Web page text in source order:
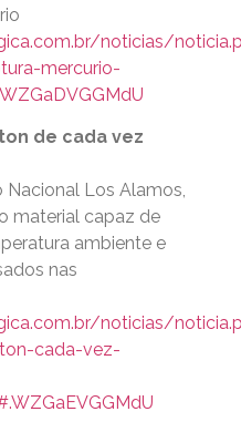
noticias/
mercurio-
de cada vez
Nacional Los Alamos,
material capaz de
ambiente e
nas
noticias/
cada-vez-